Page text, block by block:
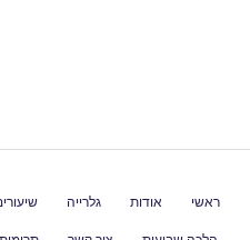
ראשי אודות גלרייה